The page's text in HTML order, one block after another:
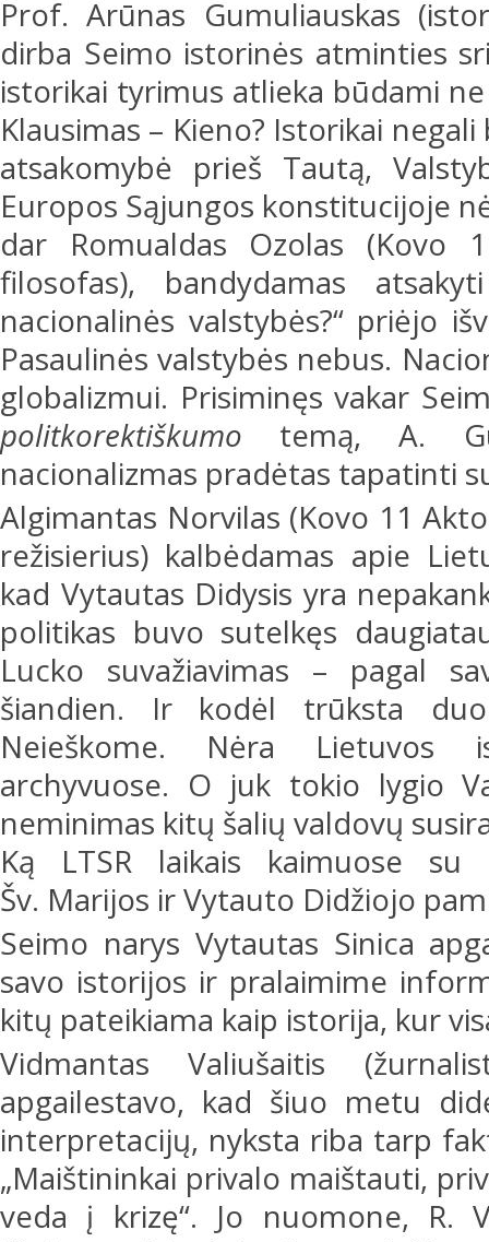
Prof. Arūnas Gumuliauskas
dirba Seimo istorinės atminties
istorikai tyrimus atlieka būdami
Klausimas – Kieno? Istorikai
atsakomybė prieš Tautą,
Europos Sąjungos konstitucijoje
dar Romualdas Ozolas (Kovo
filosofas), bandydamas
nacionalinės valstybės?“ priėjo
Pasaulinės valstybės nebus.
globalizmui. Prisiminęs vakar
politkorektiškumo temą, A.
nacionalizmas pradėtas tapatinti
Algimantas Norvilas (Kovo 11
režisierius) kalbėdamas apie
kad Vytautas Didysis yra
politikas buvo sutelkęs
Lucko suvažiavimas – pagal
šiandien. Ir kodėl trūksta
Neieškome. Nėra Lietuvos
archyvuose. O juk tokio lygio
neminimas kitų šalių valdovų
Ką LTSR laikais kaimuose su
Šv. Marijos ir Vytauto Didžiojo
Seimo narys Vytautas Sinica
savo istorijos ir pralaimime
kitų pateikiama kaip istorija, kur
Vidmantas Valiušaitis
apgailestavo, kad šiuo metu
interpretacijų, nyksta riba tarp
„Maištininkai privalo maištauti,
veda į krizę“. Jo nuomone, R.